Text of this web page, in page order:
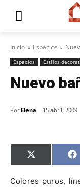
Inicio Espacios
Espacios Estilos
Nuevo
Por Elena 15 abril, 2009
C
o
p
X
(
w
C
o
p
F
a
Colores puros,